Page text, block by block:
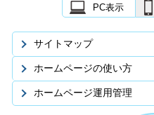
PC表示
サイトマップ
ホームページの使い方
ホームページ運用管理